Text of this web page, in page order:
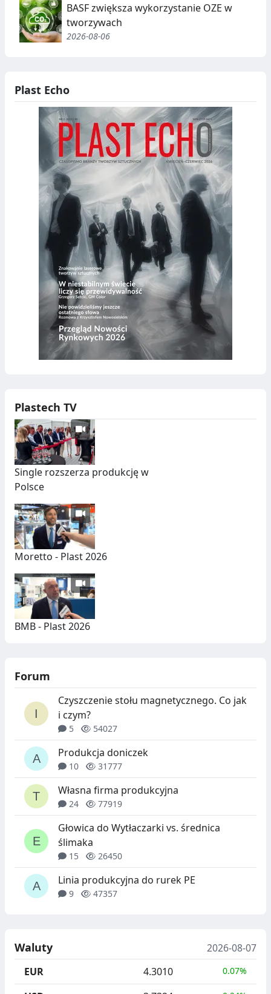
BASF zwiększa wykorzystanie OZE w
tworzywach
2026-08-06
Plast Echo
Plastech TV
Single rozszerza produkcję w
Polsce
Moretto - Plast 2026
BMB - Plast 2026
Forum
Czyszczenie stołu magnetycznego. Co jak
i czym?
5 54027
Produkcja doniczek
10 31777
Własna firma produkcyjna
24 77919
Głowica do Wytłaczarki vs. średnica
ślimaka
15 26450
Linia produkcyjna do rurek PE
9 47357
Waluty
2026-08-07
EUR
4.3010 0.07%